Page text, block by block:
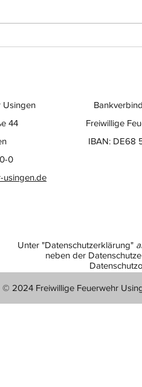
Freiwillige
IBAN: DE68
Usingen
44
0
usingen.de
Unter "Datenschutzerklärung"
neben der
© 2024 Freiwillige Feuerwehr